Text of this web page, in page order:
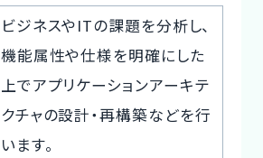
ビジネスやITの課題を分析し、
機能属性や仕様を明確にした
上でアプリケーションアーキテ
クチャの設計・再構築などを行
います。